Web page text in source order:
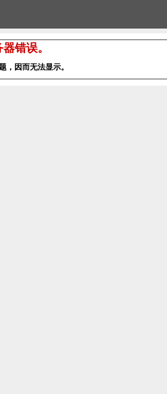
错误。
，因而无法显示。